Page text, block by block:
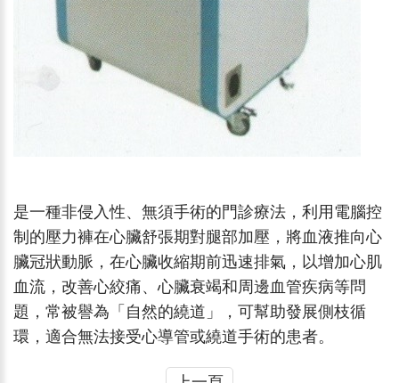
是一種非侵入性、無須手術的門診療法，利用電腦控
制的壓力褲在心臟舒張期對腿部加壓，將血液推向心
臟冠狀動脈，在心臟收縮期前迅速排氣，以增加心肌
血流，改善心絞痛、心臟衰竭和周邊血管疾病等問
題，常被譽為「自然的繞道」，可幫助發展側枝循
環，適合無法接受心導管或繞道手術的患者。